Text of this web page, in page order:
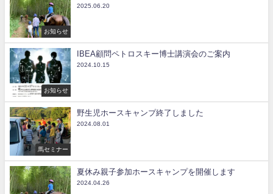
お知らせ
2025.06.20
お知らせ
IBEA顧問ペトロスキー博士講演会のご案内
2024.10.15
馬セミナー
野生児ホースキャンプ終了しました
2024.08.01
夏休み親子参加ホースキャンプを開催します
2024.04.26